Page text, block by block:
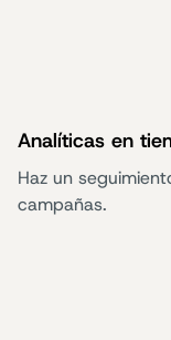
Analíticas en
Haz un
campañas.